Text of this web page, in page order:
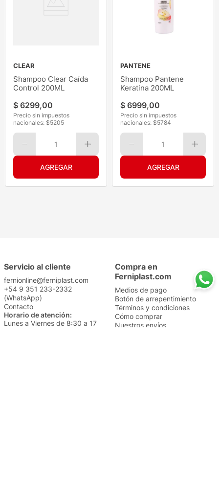
CLEAR
Shampoo Clear Caída
Control 200ML
$ 6299,00
Precio sin impuestos
nacionales: $5205
1
PANTENE
Shampoo Pantene
Keratina 200ML
$ 6999,00
Precio sin impuestos
nacionales: $5784
1
Servicio al cliente
fernionline@ferniplast.com
+54 9 351 233-2332
(WhatsApp)
Contacto
Horario de atención:
Lunes a Viernes de 8:30 a 17
Compra en
Ferniplast.com
Medios de pago
Botón de arrepentimiento
Términos y condiciones
Cómo comprar
Nuestros envíos